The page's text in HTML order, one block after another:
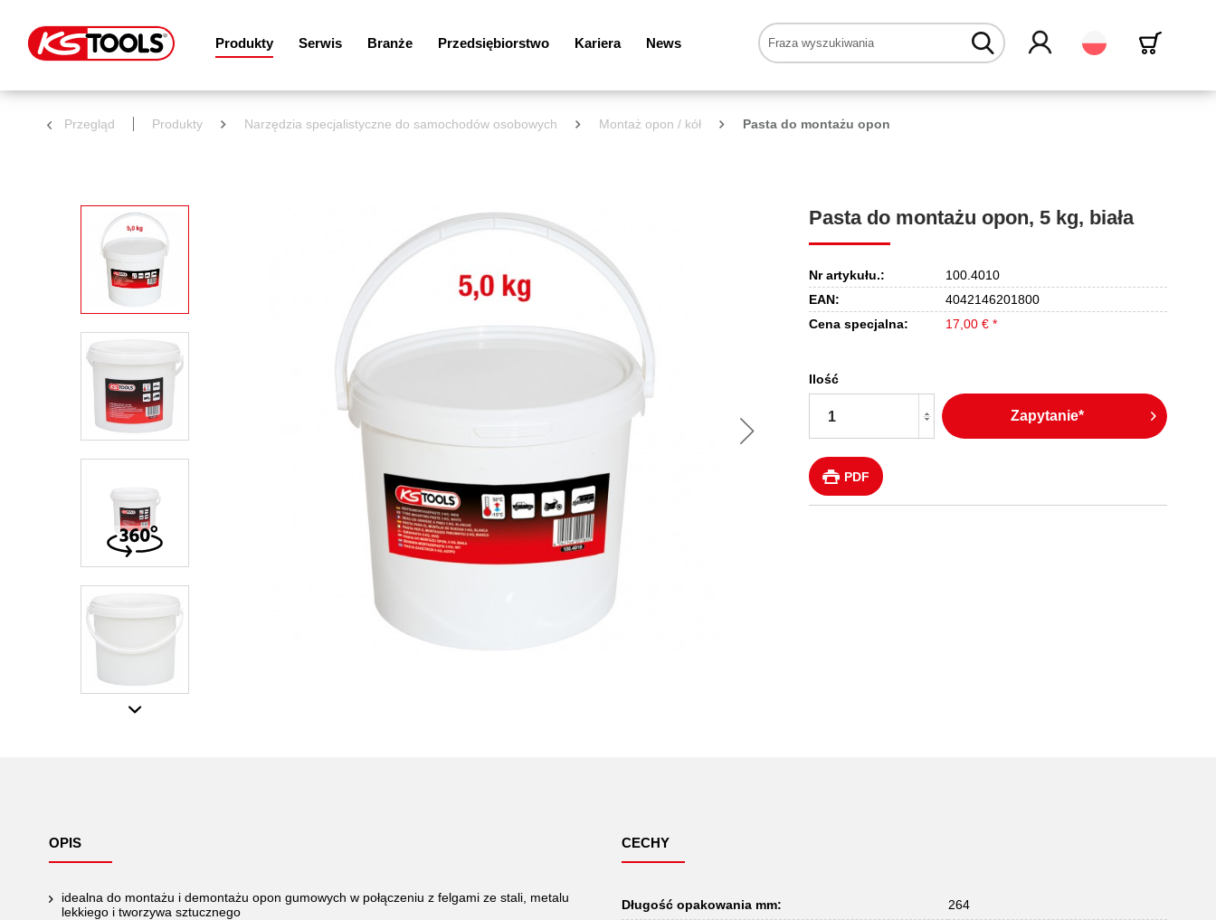
Produkty Serwis Branże Przedsiębiorstwo Kariera News Polski
Przegląd Produkty Narzędzia specjalistyczne do samochodów osobowych Montaż opon / kół Pasta do montażu opon
Pasta do montażu opon, 5 kg, biała
Nr artykułu.:
100.4010
EAN:
4042146201800
Cena specjalna:
17,00 € *
Ilość
Zapytanie*
PDF
OPIS
idealna do montażu i demontażu opon gumowych w połączeniu z felgami ze stali, metalu
lekkiego i tworzywa sztucznego
CECHY
Długość opakowania mm: 264